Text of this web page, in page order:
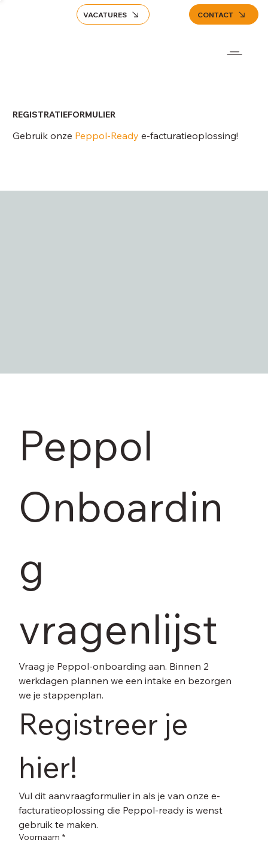
VACATURES CONTACT
REGISTRATIEFORMULIER
Gebruik onze Peppol-Ready e-facturatieoplossing!
Peppol
Onboardin
g
vragenlijst
Vraag je Peppol-onboarding aan. Binnen 2
werkdagen plannen we een intake en bezorgen
we je stappenplan.
Registreer je
hier!
Vul dit aanvraagformulier in als je van onze e-
facturatieoplossing die Peppol-ready is wenst
gebruik te maken.
Voornaam *